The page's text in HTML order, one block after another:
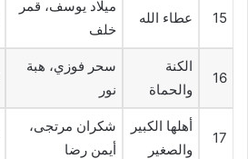
15 عطاء الله
ميلاد يوسف، قمر
خلف
16
الكنة
والحماة
سحر فوزي، هبة
نور
17
أهلها الكبير
والصغير
شكران مرتجى،
أيمن رضا